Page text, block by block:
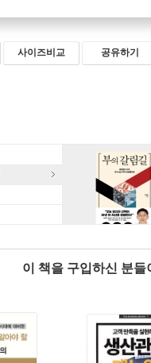
사이즈비교 공유하기
이 책을 구입하신 분